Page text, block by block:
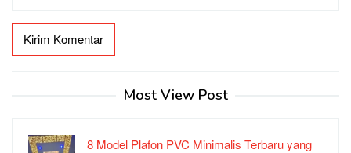
Most View Post
8 Model Plafon PVC Minimalis Terbaru yang